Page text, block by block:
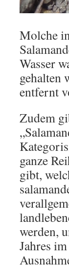
Molche
Wasser
gehalten
entfernt
Zudem
ganze
gibt,
werden,
Jahres